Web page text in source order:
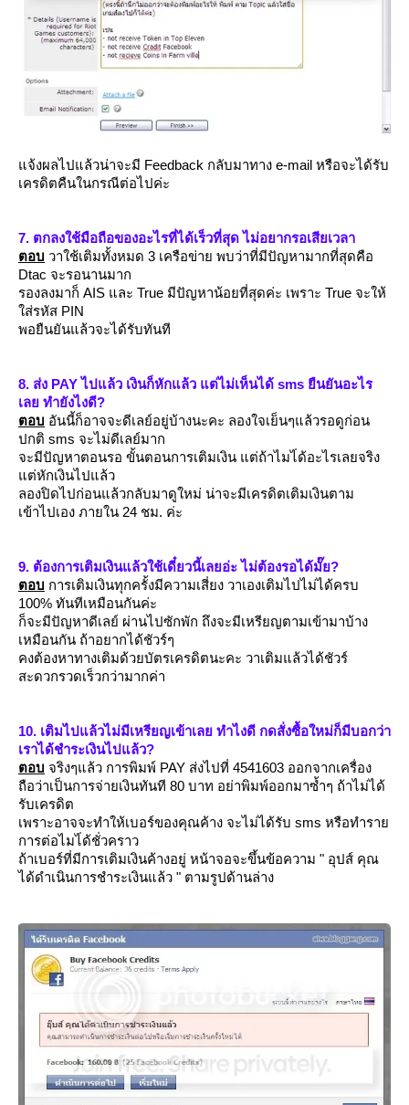
จ้งผลไปแล้วน่าจะมี Feedback กลับมาทาง e-mail หรือจะได้รับ
เครดิตคืนในกรณีต่อไปค่ะ
7. ตกลงใช้มือถือของอะไรที่ได้เร็วที่สุด ไม่อยากรอเสียเวลา
ตอบ วาใช้เติมทั้งหมด 3 เครือข่าย พบว่าที่มีปัญหามากที่สุดคือ
Dtac จะรอนานมาก
รองลงมาก็ AIS และ True มีปัญหาน้อยที่สุดค่ะ เพราะ True จะให้
ส่รหัส PIN
พอยืนยันแล้วจะได้รับทันที
8. ส่ง PAY ไปแล้ว เงินก็หักแล้ว แต่ไม่เห็นได้ sms ยืนยันอะไร
เลย ทำยังไงดี?
ตอบ อันนี้ก็อาจจะดีเลย์อยู่บ้างนะคะ ลองใจเย็นๆแล้วรอดูก่อน
ปกติ sms จะไม่ดีเลย์มาก
จะมีปัญหาตอนรอ ขั้นตอนการเติมเงิน แต่ถ้าไมไ่ด้อะไรเลยจริง
ต่หักเงินไปแล้ว
ลองปิดไปก่อนแล้วกลับมาดูใหม่ น่าจะมีเครดิตเติมเงินตาม
เข้าไปเอง ภายใน 24 ชม. ค่ะ
9. ต้องการเติมเงินแล้วใช้เดี๋ยวนี้เลยอ่ะ ไม่ต้องรอได้มั๊ย?
ตอบ การเติมเงินทุกครั้งมีความเสี่ยง วาเองเติมไปไม่ได้ครบ
100% ทันทีเหมือนกันค่ะ
ก็จะมีปัญหาดีเลย์ ผ่านไปซักพัก ถึงจะมีเหรียญตามเข้ามาบ้าง
เหมือนกัน ถ้าอยากได้ชัวร์ๆ
คงต้องหาทางเติมด้วยบัตรเครดิตนะคะ วาเติมแล้วได้ชัวร์
สะดวกรวดเร็วกว่ามากค่า
10. เติมไปแล้วไม่มีเหรียญเข้าเลย ทำไงดี กดสั่งซื้อใหม่ก็มีบอกว่า
เราได้ชำระเงินไปแล้ว?
ตอบ จริงๆแล้ว การพิมพ์ PAY ส่งไปที่ 4541603 ออกจากเครื่อง
ถือว่าเป็นการจ่ายเงินทันที 80 บาท อย่าพิมพ์ออกมาซ้ำๆ ถ้าไม่ได้
รับเครดิต
เพราะอาจจะทำให้เบอร์ของคุณค้าง จะไม่ได้รับ sms หรือทำรา
การต่อไมไ่ด้ชั่วคราว
ถ้าเบอร์ที่มีการเติมเงินค้างอยู่ หน้าจอจะขึ้นข้อความ " อุปส์ คุณ
ได้ดำเนินการชำระเงินแล้ว " ตามรูปด้านล่าง